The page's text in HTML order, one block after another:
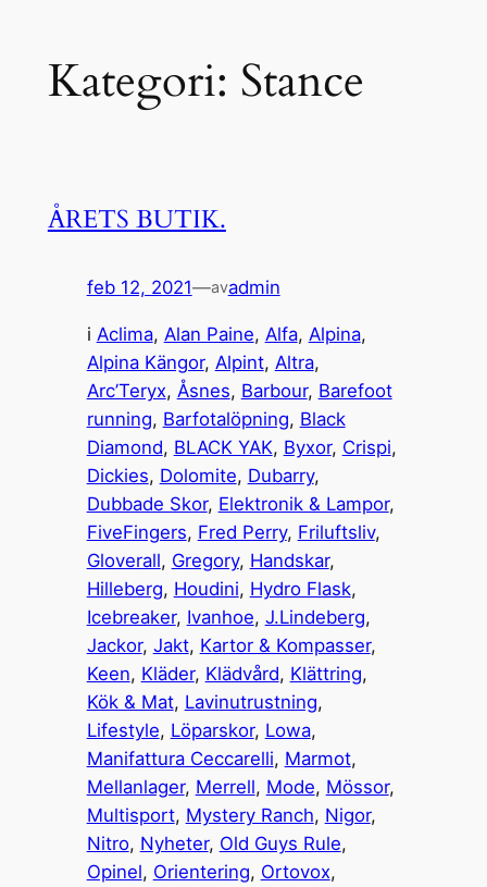
Kategori: Stance
ÅRETS BUTIK.
feb 12, 2021—avadmin
i Aclima, Alan Paine, Alfa, Alpina
Alpina Kängor, Alpint, Altra
Arc’Teryx, Åsnes, Barbour, Barefoot
running, Barfotalöpning, Black
Diamond, BLACK YAK, Byxor, Crispi
Dickies, Dolomite, Dubarry
Dubbade Skor, Elektronik & Lampor
FiveFingers, Fred Perry, Friluftsliv
Gloverall, Gregory, Handskar
Hilleberg, Houdini, Hydro Flask
Icebreaker, Ivanhoe, J.Lindeberg
Jackor, Jakt, Kartor & Kompasser
Keen, Kläder, Klädvård, Klättring
Kök & Mat, Lavinutrustning
Lifestyle, Löparskor, Lowa
Manifattura Ceccarelli, Marmot
Mellanlager, Merrell, Mode, Mössor
Multisport, Mystery Ranch, Nigor
Nitro, Nyheter, Old Guys Rule
Opinel, Orientering, Ortovox